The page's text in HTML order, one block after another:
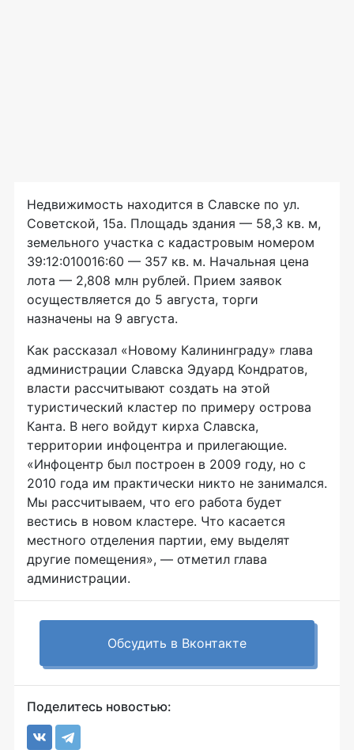
Недвижимость находится в Славске по ул.
Советской, 15а. Площадь здания — 58,3 кв. м,
земельного участка с кадастровым номером
39:12:010016:60 — 357 кв. м. Начальная цена
лота — 2,808 млн рублей. Прием заявок
осуществляется до 5 августа, торги
назначены на 9 августа.
Как рассказал «Новому Калининграду» глава
администрации Славска Эдуард Кондратов,
власти рассчитывают создать на этой
туристический кластер по примеру острова
Канта. В него войдут кирха Славска,
территории инфоцентра и прилегающие.
«Инфоцентр был построен в 2009 году, но с
2010 года им практически никто не занимался.
Мы рассчитываем, что его работа будет
вестись в новом кластере. Что касается
местного отделения партии, ему выделят
другие помещения», — отметил глава
администрации.
Обсудить в Вконтакте
Поделитесь новостью: